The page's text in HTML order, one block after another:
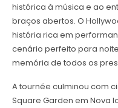
histórica à música e ao
braços abertos. O
história rica em
cenário perfeito para
memória de todos os
A tournée culminou com
Square Garden em Nova